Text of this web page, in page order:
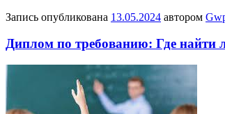
Запись опубликована 13.05.2024 автором
Диплом по требованию: Где найти